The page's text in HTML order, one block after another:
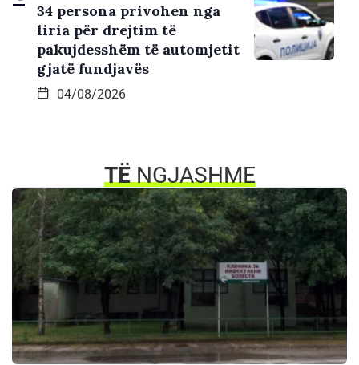
34 persona privohen nga
liria për drejtim të
pakujdesshëm të automjetit
gjatë fundjavës
04/08/2026
TËNGJASHME